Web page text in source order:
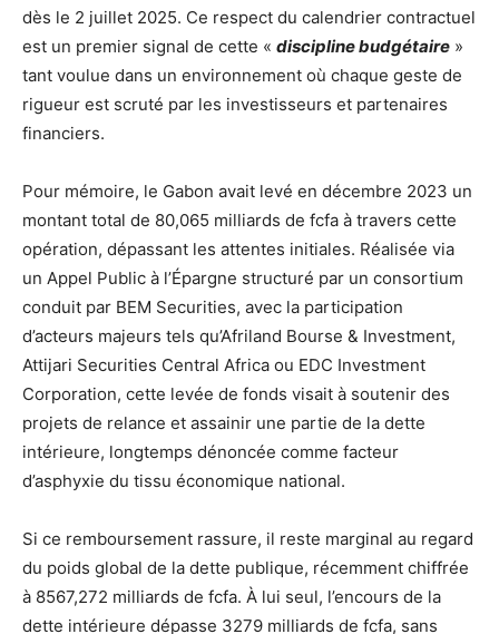
dès le 2 juillet 2025. Ce respect du calendrier contractuel
est un premier signal de cette « discipline budgétaire »
tant voulue dans un environnement où chaque geste de
rigueur est scruté par les investisseurs et partenaires
financiers.
Pour mémoire, le Gabon avait levé en décembre 2023 un
montant total de 80,065 milliards de fcfa à travers cette
opération, dépassant les attentes initiales. Réalisée via
un Appel Public à l’Épargne structuré par un consortium
conduit par BEM Securities, avec la participation
d’acteurs majeurs tels qu’Afriland Bourse & Investment,
Attijari Securities Central Africa ou EDC Investment
Corporation, cette levée de fonds visait à soutenir des
projets de relance et assainir une partie de la dette
intérieure, longtemps dénoncée comme facteur
d’asphyxie du tissu économique national.
Si ce remboursement rassure, il reste marginal au regard
du poids global de la dette publique, récemment chiffrée
à 8567,272 milliards de fcfa. À lui seul, l’encours de la
dette intérieure dépasse 3279 milliards de fcfa, sans